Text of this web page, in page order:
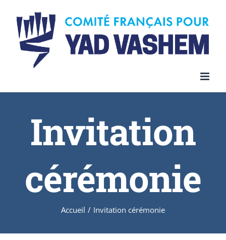
Invitation
cérémonie
Accueil / Invitation cérémonie